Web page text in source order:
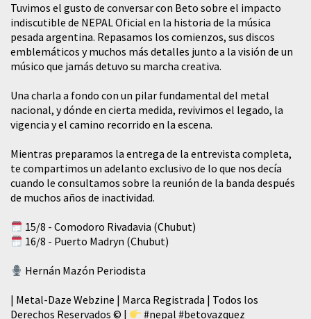
Tuvimos el gusto de conversar con Beto sobre el impacto
indiscutible de NEPAL Oficial en la historia de la música
pesada argentina. Repasamos los comienzos, sus discos
emblemáticos y muchos más detalles junto a la visión de un
músico que jamás detuvo su marcha creativa.
​Una charla a fondo con un pilar fundamental del metal
nacional, y dónde en cierta medida, revivimos el legado, la
vigencia y el camino recorrido en la escena.
Mientras preparamos la entrega de la entrevista completa,
te compartimos un adelanto exclusivo de lo que nos decía
cuando le consultamos sobre la reunión de la banda después
de muchos años de inactividad.
15/8 - Comodoro Rivadavia (Chubut)
16/8 - Puerto Madryn (Chubut)
Hernán Mazón Periodista
| Metal-Daze Webzine | Marca Registrada | Todos los
Derechos Reservados © |
#nepal #betovazquez